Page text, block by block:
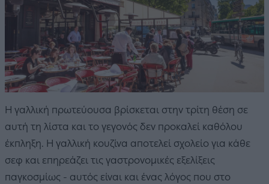
Η γαλλική πρωτεύουσα βρίσκεται στην τρίτη θέση σε
αυτή τη λίστα και το γεγονός δεν προκαλεί καθόλου
έκπληξη. Η γαλλική κουζίνα αποτελεί σχολείο για κάθε
σεφ και επηρεάζει τις γαστρονομικές εξελίξεις
παγκοσμίως - αυτός είναι και ένας λόγος που στο